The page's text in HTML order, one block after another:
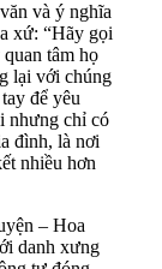
và ý nghĩa
xứ: “Hãy gọi
tâm họ
lại với chúng
để yêu
nhưng chỉ có
đình, là nơi
nhiều hơn
– Hoa
danh xưng